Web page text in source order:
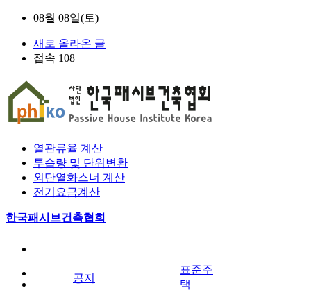
08월 08일(토)
새로 올라온 글
접속 108
열관류율 계산
투습량 및 단위변환
외단열화스너 계산
전기요금계산
한국패시브건축협회
공지
표준주
택